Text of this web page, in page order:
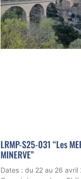
LRMP-S25-031 “Les
MINERVE”
Dates : du 22 au 26 avril